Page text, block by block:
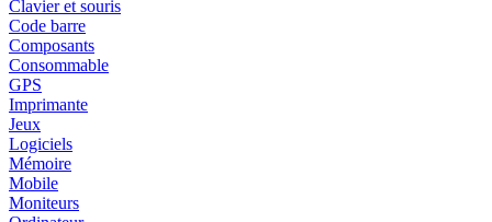
Clavier et souris
Code barre
Composants
Consommable
GPS
Imprimante
Jeux
Logiciels
Mémoire
Mobile
Moniteurs